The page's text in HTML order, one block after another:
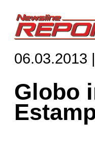
06.03.2013
Globo